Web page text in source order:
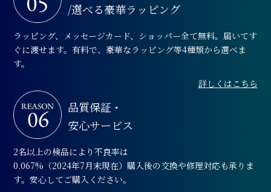
/選べる豪華ラッピング
ラッピング、メッセージカード、ショッパー全て無料。届いてす
ぐに渡せます。有料で、豪華なラッピング等4種類から選べま
す。
詳しくはこちら
品質保証・
安心サービス
2名以上の検品により不良率は
0.067%（2024年7月末現在）購入後の交換や修理対応も承りま
す。安心してご購入ください。